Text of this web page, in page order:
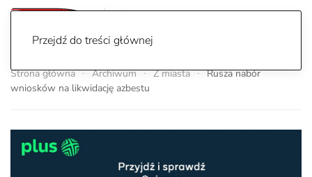
Przejdź do treści głównej
Strona główna Archiwum Z miasta
Rusza nabór
wniosków na likwidację azbestu